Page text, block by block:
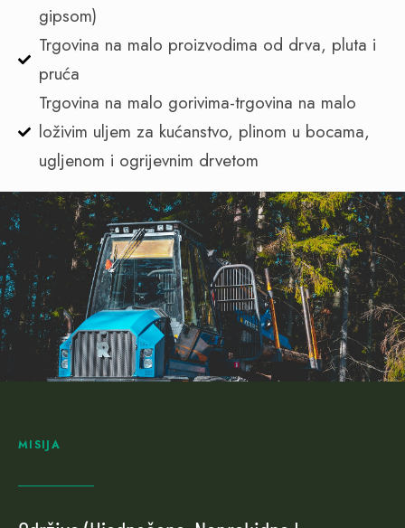
gipsom)
Trgovina na malo proizvodima od drva, pluta i
pruća
Trgovina na malo gorivima-trgovina na malo
loživim uljem za kućanstvo, plinom u bocama,
ugljenom i ogrijevnim drvetom
MISIJA